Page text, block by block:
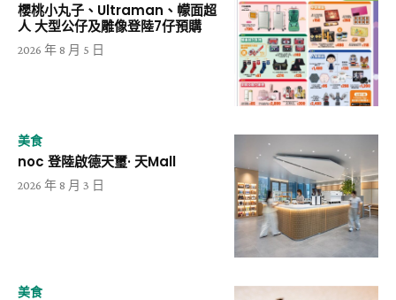
櫻桃小丸子、Ultraman、幪面超
人 大型公仔及雕像登陸7仔預購
2026 年 8 月 5 日
美食
noc 登陸啟德天璽· 天Mall
2026 年 8 月 3 日
美食